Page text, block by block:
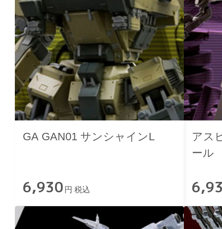
GA GAN01 サンシャインL
6,930 円 税込
アス
ール